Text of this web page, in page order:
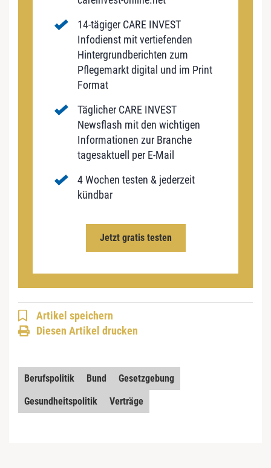
14-tägiger CARE INVEST
Infodienst mit vertiefenden
Hintergrundberichten zum
Pflegemarkt digital und im Print
Format
Täglicher CARE INVEST
Newsflash mit den wichtigen
Informationen zur Branche
tagesaktuell per E-Mail
4 Wochen testen & jederzeit
kündbar
Jetzt gratis testen
Artikel speichern
Diesen Artikel drucken
Berufspolitik Bund
Gesetzgebung
Gesundheitspolitik
Verträge